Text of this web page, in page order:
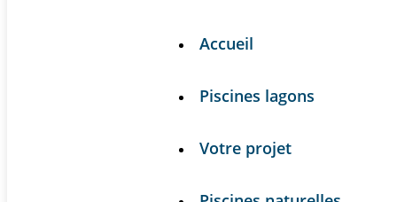
Accueil
Piscines lagons
Votre projet